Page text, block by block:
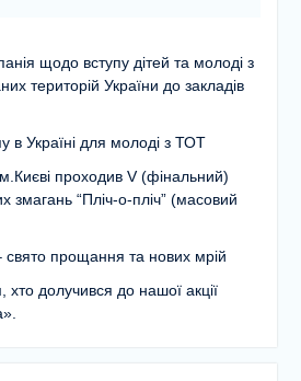
щодо вступу дітей та молоді з
територій України до закладів
в Україні для молоді з ТОТ
проходив V (фінальний)
змагань “Пліч-о-пліч” (масовий
свято прощання та нових мрій
долучився до нашої акції